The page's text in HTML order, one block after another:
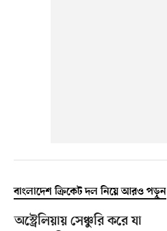
বাংলাদেশ ক্রিকেট দল নিয়ে আরও পড়ুন
অস্ট্রেলিয়ায় সেঞ্চুরি করে যা